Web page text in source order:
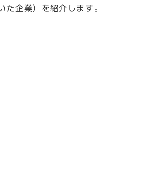
た企業）を紹介します。